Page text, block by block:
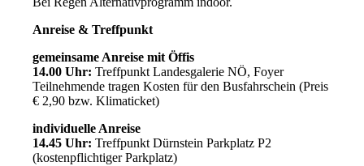
Anreise & Treffpunkt
gemeinsame Anreise mit Öffis
14.00 Uhr: Treffpunkt Landesgalerie NÖ, Foyer
Teilnehmende tragen Kosten für den Busfahrschein (Preis
€ 2,90 bzw. Klimaticket)
individuelle Anreise
14.45 Uhr: Treffpunkt Dürnstein Parkplatz P2
(kostenpflichtiger Parkplatz)